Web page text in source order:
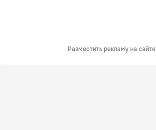
Разместить рекламу на сайте